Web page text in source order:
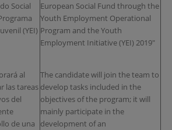
Social
(YEI)
al
las tareas
del
de una
European Social Fund through the
Youth Employment Operational
Program and the Youth
Employment Initiative (YEI) 2019"
The candidate will join the team to
develop tasks included in the
objectives of the program; it will
mainly participate in the
development of an